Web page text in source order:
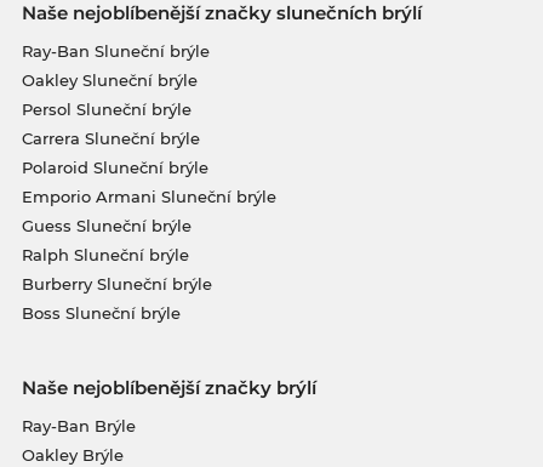
Naše nejoblíbenější značky slunečních brýlí
Ray-Ban Sluneční brýle
Oakley Sluneční brýle
Persol Sluneční brýle
Carrera Sluneční brýle
Polaroid Sluneční brýle
Emporio Armani Sluneční brýle
Guess Sluneční brýle
Ralph Sluneční brýle
Burberry Sluneční brýle
Boss Sluneční brýle
Naše nejoblíbenější značky brýlí
Ray-Ban Brýle
Oakley Brýle